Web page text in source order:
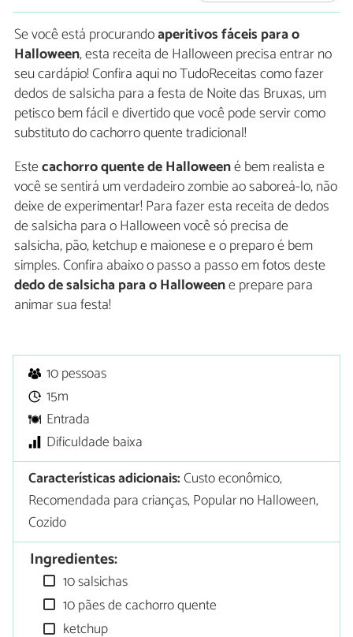
Se você está procurandoaperitivos fáceis para o
Halloween, esta receita de Halloween precisa entrar no
seu cardápio! Confira aqui no TudoReceitas como fazer
dedos de salsicha para a festa de Noite das Bruxas, um
petisco bem fácil e divertido que você pode servir como
substituto do cachorro quente tradicional!
Estecachorro quente de Halloweené bem realista e
você se sentirá um verdadeiro zombie ao saboreá-lo, não
deixe de experimentar! Para fazer esta receita de dedos
de salsicha para o Halloween você só precisa de
salsicha, pão, ketchup e maionese e o preparo é bem
simples. Confira abaixo o passo a passo em fotos deste
dedo de salsicha para o Halloweene prepare para
animar sua festa!
10 pessoas
15m
Entrada
Dificuldade baixa
Características adicionais:Custo econômico,
Recomendada para crianças, Popular no Halloween,
Cozido
Ingredientes:
10 salsichas
10 pães de cachorro quente
ketchup